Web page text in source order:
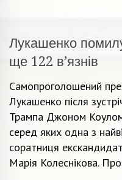
Лукашенко
ще 122 в’язнів
Самопроголошений
Лукашенко після
Трампа Джоном Коулом
серед яких одна з
соратниця
Марія Колеснікова.